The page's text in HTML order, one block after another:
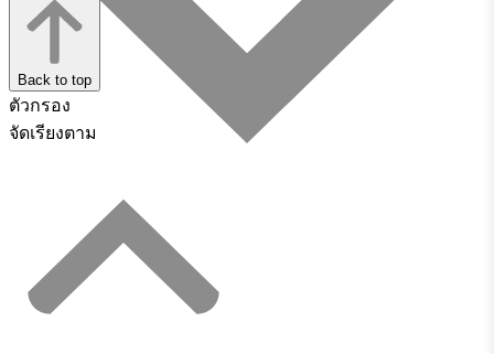
Back to top
ตัวกรอง
จัดเรียงตาม